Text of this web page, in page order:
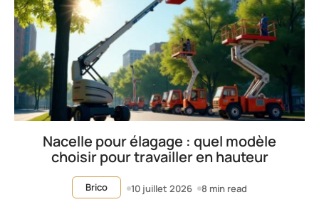
Nacelle pour élagage : quel modèle
choisir pour travailler en hauteur
Brico 10 juillet 2026 8 min read